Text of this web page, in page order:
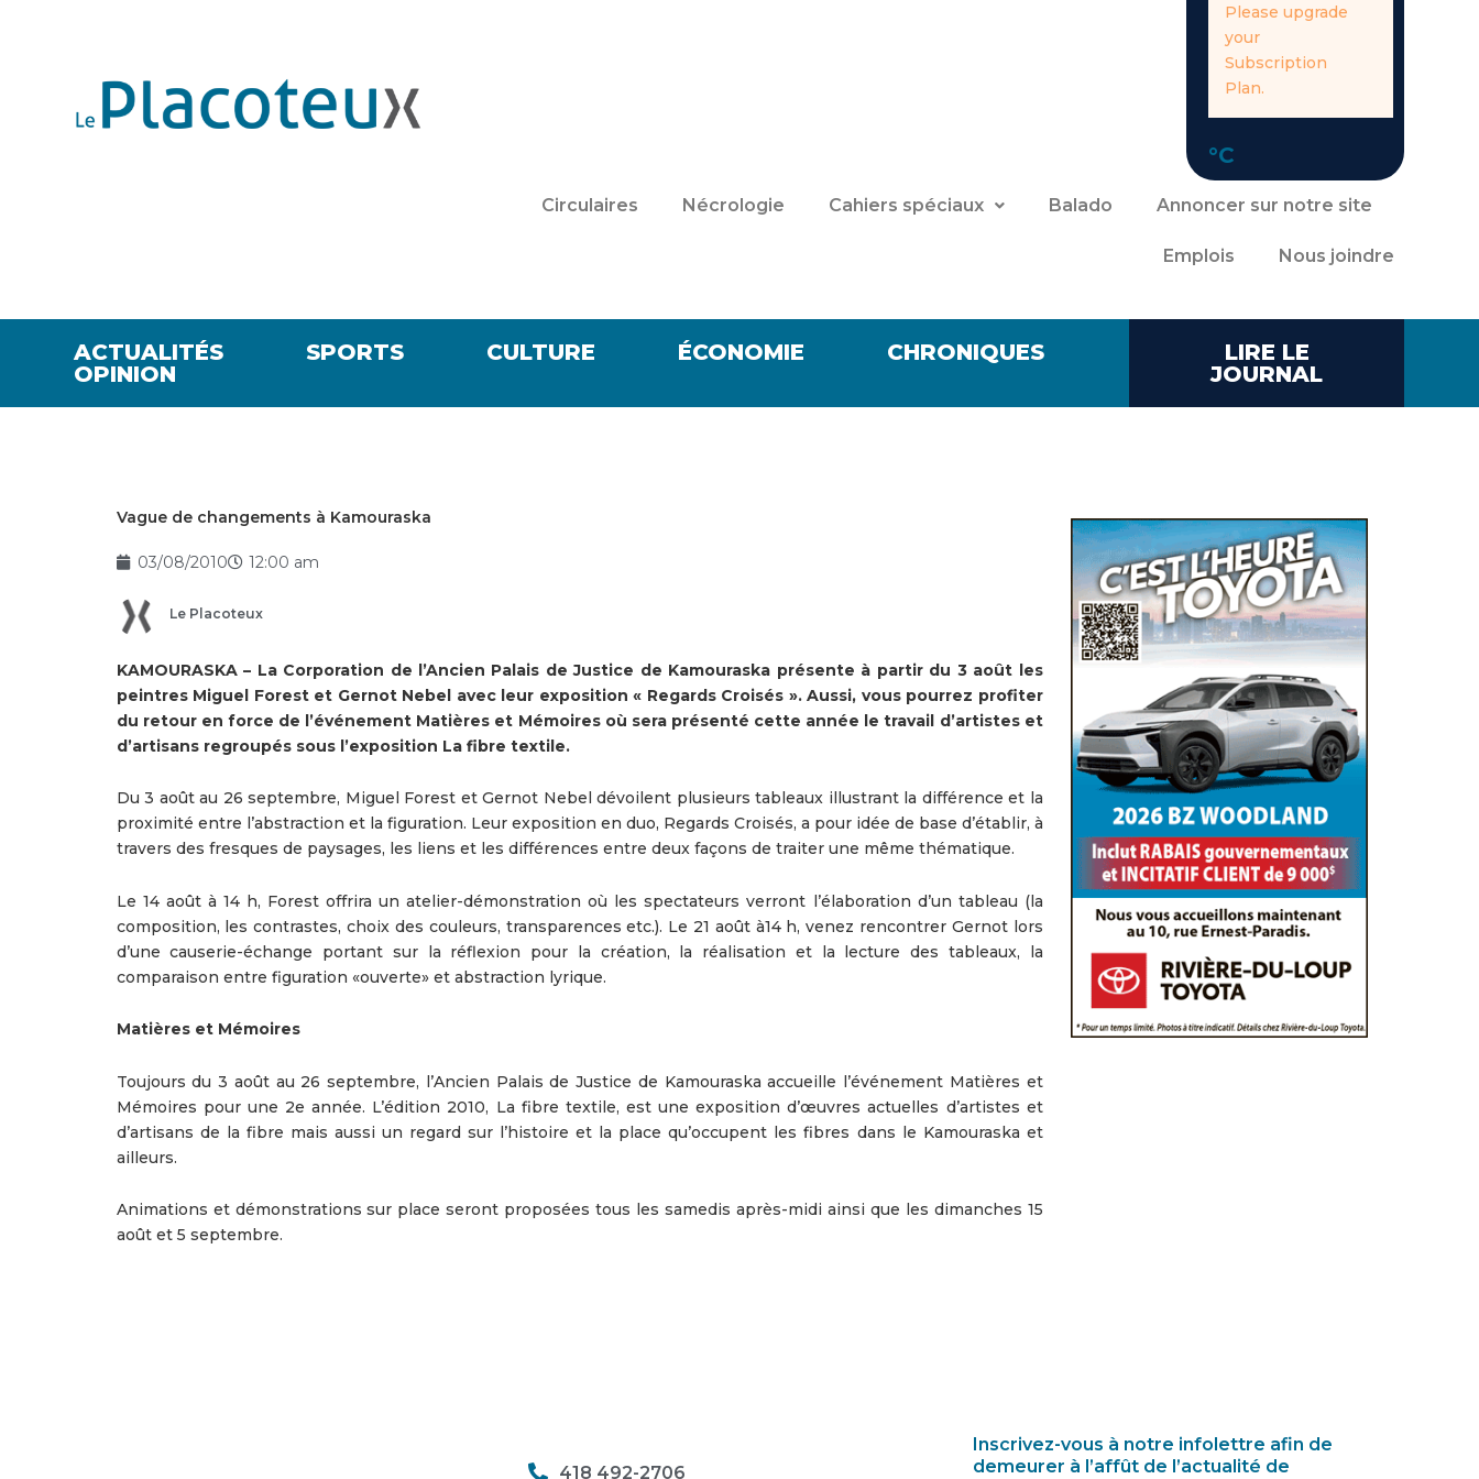
Please upgrade
your
Subscription
Plan.
°C
Circulaires Nécrologie Cahiers spéciaux Balado Annoncer sur notre site
Emplois Nous joindre
ACTUALITÉS SPORTS CULTURE ÉCONOMIE
CHRONIQUES
OPINION
LIRE LE
JOURNAL
Vague de changements à Kamouraska
03/08/2010 12:00 am
Le Placoteux
KAMOURASKA – La Corporation de l’Ancien Palais de Justice de Kamouraska présente à partir du 3 août les
peintres Miguel Forest et Gernot Nebel avec leur exposition « Regards Croisés ». Aussi, vous pourrez profiter
du retour en force de l’événement Matières et Mémoires où sera présenté cette année le travail d’artistes et
d’artisans regroupés sous l’exposition La fibre textile.
Du 3 août au 26 septembre, Miguel Forest et Gernot Nebel dévoilent plusieurs tableaux illustrant la différence et la
proximité entre l’abstraction et la figuration. Leur exposition en duo, Regards Croisés, a pour idée de base d’établir, à
travers des fresques de paysages, les liens et les différences entre deux façons de traiter une même thématique.
Le 14 août à 14 h, Forest offrira un atelier-démonstration où les spectateurs verront l’élaboration d’un tableau (la
composition, les contrastes, choix des couleurs, transparences etc.). Le 21 août à14 h, venez rencontrer Gernot lors
d’une causerie-échange portant sur la réflexion pour la création, la réalisation et la lecture des tableaux, la
comparaison entre figuration «ouverte» et abstraction lyrique.
Matières et Mémoires
Toujours du 3 août au 26 septembre, l’Ancien Palais de Justice de Kamouraska accueille l’événement Matières et
Mémoires pour une 2e année. L’édition 2010, La fibre textile, est une exposition d’œuvres actuelles d’artistes et
d’artisans de la fibre mais aussi un regard sur l’histoire et la place qu’occupent les fibres dans le Kamouraska et
ailleurs.
Animations et démonstrations sur place seront proposées tous les samedis après-midi ainsi que les dimanches 15
août et 5 septembre.
418 492-2706
Inscrivez-vous à notre infolettre afin de
demeurer à l’affût de l’actualité de